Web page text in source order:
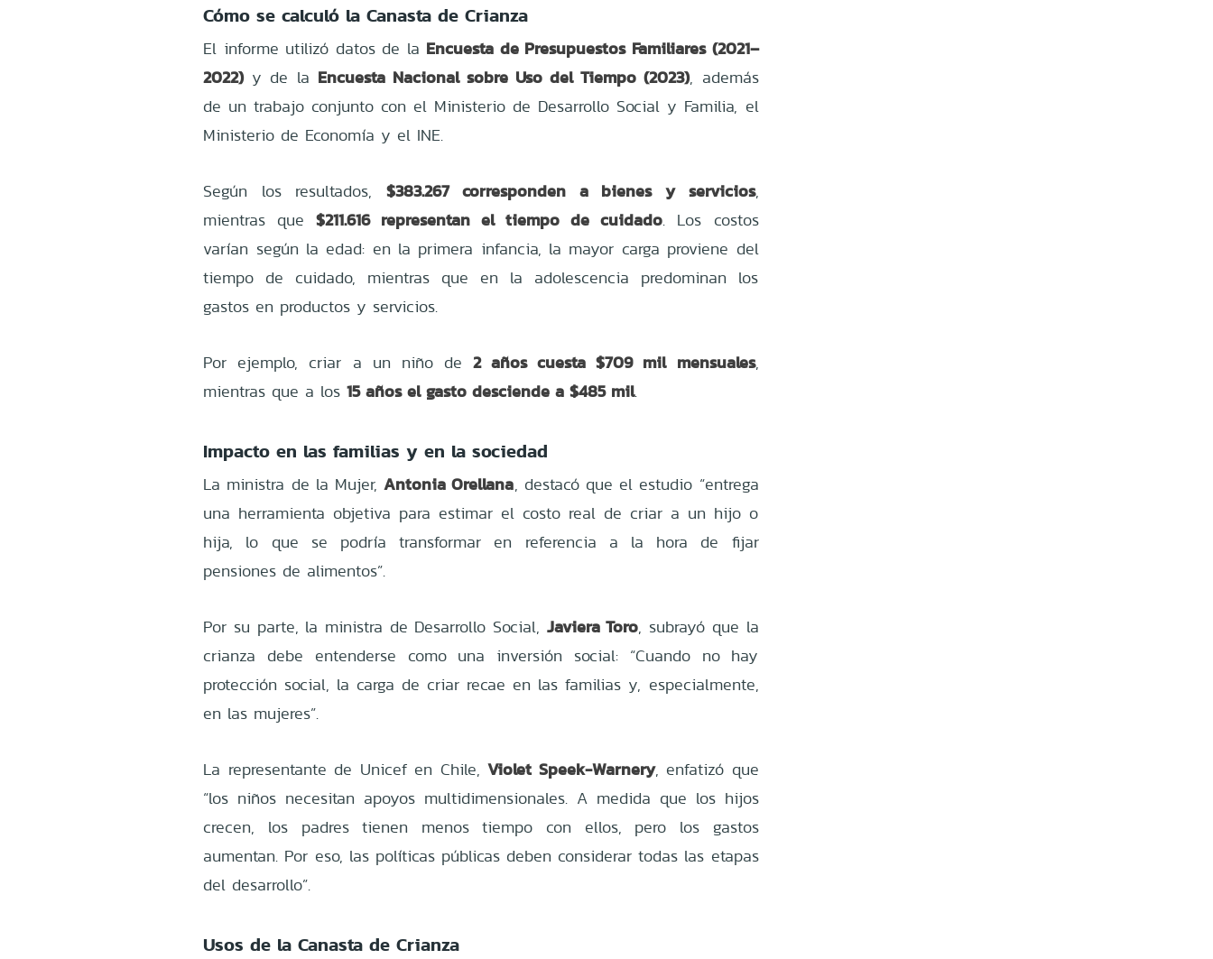
Cómo se calculó la Canasta de Crianza
El informe utilizó datos de la Encuesta de Presupuestos Familiares (2021–
2022)y de la Encuesta Nacional sobre Uso del Tiempo (2023), además
de un trabajo conjunto con el Ministerio de Desarrollo Social y Familia, el
Ministerio de Economía y el INE.
Según los resultados, $383.267 corresponden a bienes y servicios,
mientras que$211.616 representan el tiempo de cuidado. Los costos
varían según la edad: en la primera infancia, la mayor carga proviene del
tiempo de cuidado, mientras que en la adolescencia predominan los
gastos en productos y servicios.
Por ejemplo, criar a un niño de 2 años cuesta $709 mil mensuales,
mientras que a los15 años el gasto desciende a $485 mil.
Impacto en las familias y en la sociedad
La ministra de la Mujer,Antonia Orellana, destacó que el estudio “entrega
una herramienta objetiva para estimar el costo real de criar a un hijo o
hija, lo que se podría transformar en referencia a la hora de fijar
pensiones de alimentos”.
Por su parte, la ministra de Desarrollo Social, Javiera Toro, subrayó que la
crianza debe entenderse como una inversión social: “Cuando no hay
protección social, la carga de criar recae en las familias y, especialmente,
en las mujeres”.
La representante de Unicef en Chile,Violet Speek-Warnery, enfatizó que
“los niños necesitan apoyos multidimensionales. A medida que los hijos
crecen, los padres tienen menos tiempo con ellos, pero los gastos
aumentan. Por eso, las políticas públicas deben considerar todas las etapas
del desarrollo”.
Usos de la Canasta de Crianza